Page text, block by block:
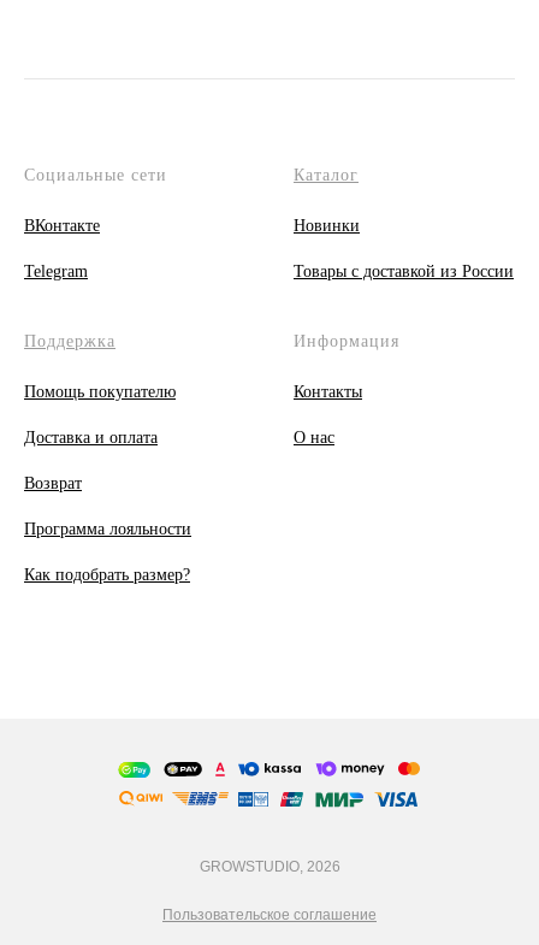
Социальные сети
ВКонтакте
Telegram
Каталог
Новинки
Товары с доставкой из России
Поддержка
Помощь покупателю
Доставка и оплата
Возврат
Программа лояльности
Как подобрать размер?
Информация
Контакты
О нас
GROWSTUDIO, 2026
Пользовательское соглашение